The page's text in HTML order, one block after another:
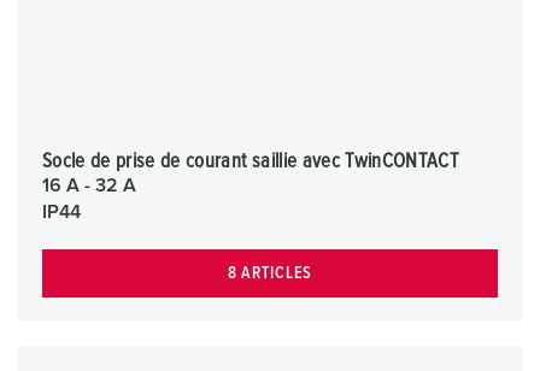
Socle de prise de courant saillie avec TwinCONTACT
16 A - 32 A
IP44
8 ARTICLES